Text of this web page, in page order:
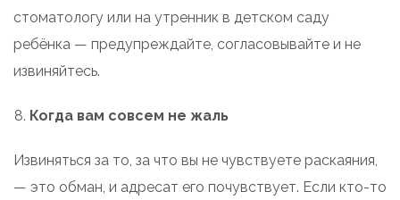
стоматологу или на утренник в детском саду
ребёнка — предупреждайте, согласовывайте и не
извиняйтесь.
Когда вам совсем не жаль
Извиняться за то, за что вы не чувствуете раскаяния,
— это обман, и адресат его почувствует. Если кто-то